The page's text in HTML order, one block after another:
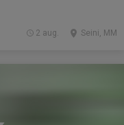
Seini, MM
2 aug.